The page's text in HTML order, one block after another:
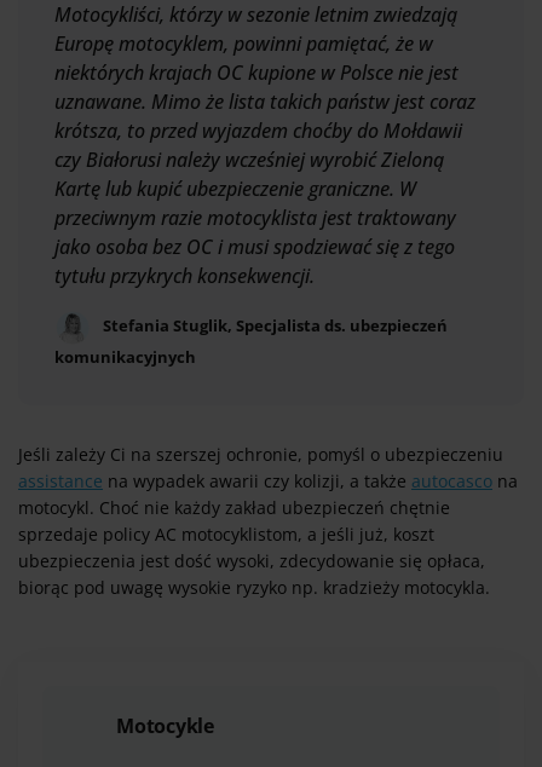
Motocykliści, którzy w sezonie letnim zwiedzają
Europę motocyklem, powinni pamiętać, że w
niektórych krajach OC kupione w Polsce nie jest
uznawane. Mimo że lista takich państw jest coraz
krótsza, to przed wyjazdem choćby do Mołdawii
czy Białorusi należy wcześniej wyrobić Zieloną
Kartę lub kupić ubezpieczenie graniczne. W
przeciwnym razie motocyklista jest traktowany
jako osoba bez OC i musi spodziewać się z tego
tytułu przykrych konsekwencji.
Stefania Stuglik, Specjalista ds. ubezpieczeń
komunikacyjnych
Jeśli zależy Ci na szerszej ochronie, pomyśl o ubezpieczeniu
assistance na wypadek awarii czy kolizji, a także autocasco na
motocykl. Choć nie każdy zakład ubezpieczeń chętnie
sprzedaje policy AC motocyklistom, a jeśli już, koszt
ubezpieczenia jest dość wysoki, zdecydowanie się opłaca,
biorąc pod uwagę wysokie ryzyko np. kradzieży motocykla.
Motocykle